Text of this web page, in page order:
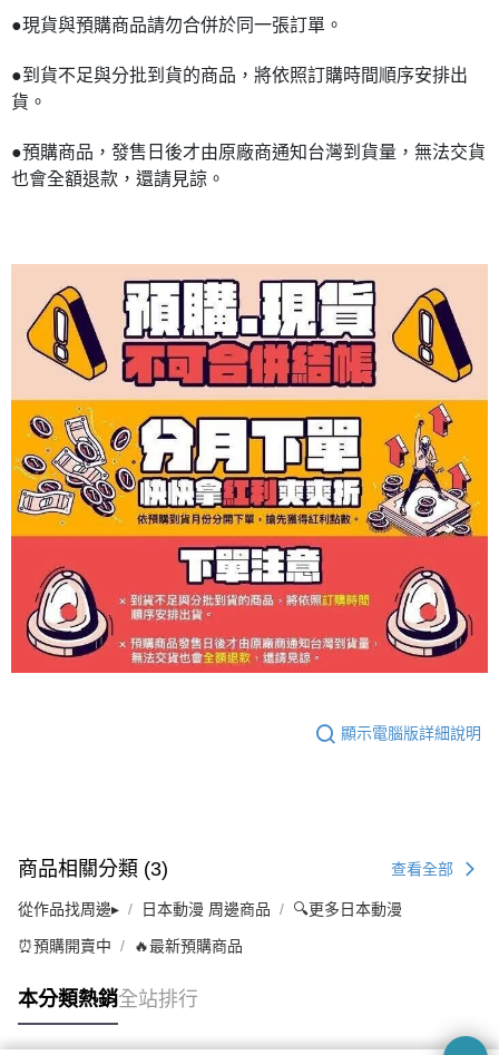
●現貨與預購商品請勿合併於同一張訂單。
●到貨不足與分批到貨的商品，將依照訂購時間順序安排出
貨。
●預購商品，發售日後才由原廠商通知台灣到貨量，無法交貨
也會全額退款，還請見諒。
顯示電腦版詳細說明
商品相關分類 (3) 查看全部
從作品找周邊▸ 日本動漫 周邊商品 🔍更多日本動漫
⏰預購開賣中 🔥最新預購商品
本分類熱銷全站排行